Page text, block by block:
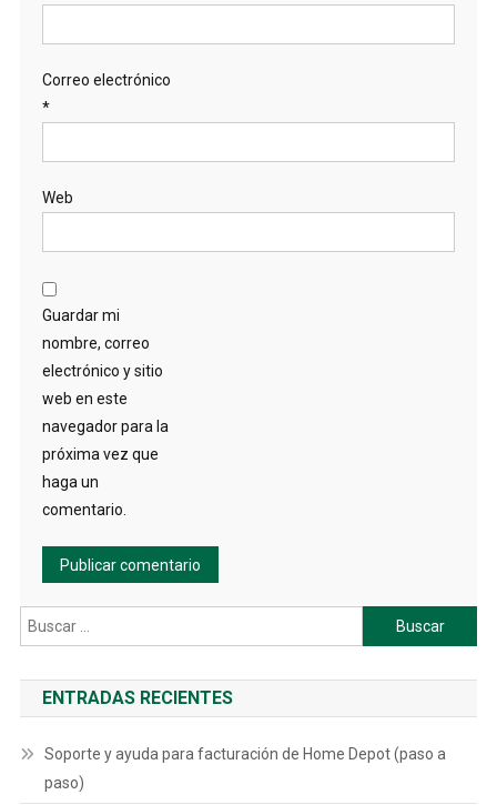
Correo electrónico
*
Web
Guardar mi
nombre, correo
electrónico y sitio
web en este
navegador para la
próxima vez que
haga un
comentario.
Buscar:
ENTRADAS RECIENTES
Soporte y ayuda para facturación de Home Depot (paso a
paso)